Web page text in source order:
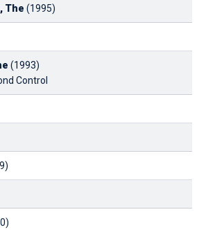
The (1995)
(1993)
Control